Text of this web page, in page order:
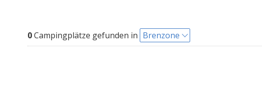
0Campingplätze gefunden in Brenzone